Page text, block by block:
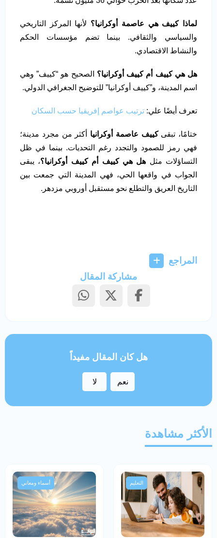
لماذا كييف هي عاصمة أوكرانيا؟ لأنها المركز التاريخي
والسياسي والثقافي. بينما تضم مؤسسات الحكم
والنشاط الاقتصادي.
هل هي كييف أم كييف أوكرانيا؟
الصحيح هو “كييف” وهي
اسم المدينة، و”كييف أوكرانيا” للتوضيح الجغرافي الدولي.
تعرف أيضًا علي: ترتيب عواصم إفريقيا حسب السكان
ختامًا، تبقىكييف عاصمة أوكرانيا أكثر من مجرد مدينة؛
فهي رمز للصمود والتجدد رغم التحديات. بينما في ظل
التساؤلات مثل هل هي كييف أم كييف أوكرانيا؟، يبقى
الجواب في واقعها الحي، فهي المدينة التي جمعت بين
التاريخ العريق والتطلع نحو مستقبل أوروبي مزدهر.
المراجع
مشاركة المقال
هل كان المقال مفيداً
نعم لا
الأكثر مشاهدة
التعليم أسماء ومعاني